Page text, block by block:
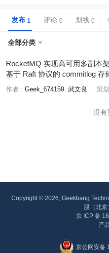
发布 评论 划线
全部分类 
RocketMQ 实现高可用多副本
基于 Raft 协议的 commitlog 存
作者 : Geek_674159 武文良 策
没有
Copyright © 2026, Geekbang
股（北京
京 ICP 备
产
京公网安备